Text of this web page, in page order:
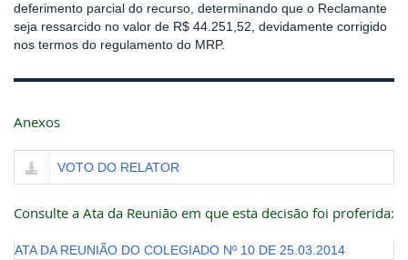
deferimento parcial do recurso, determinando que o Reclamante
seja ressarcido no valor de R$ 44.251,52, devidamente corrigido
nos termos do regulamento do MRP.
Anexos
VOTO DO RELATOR
Consulte a Ata da Reunião em que esta decisão foi proferida:
ATA DA REUNIÃO DO COLEGIADO Nº 10 DE 25.03.2014